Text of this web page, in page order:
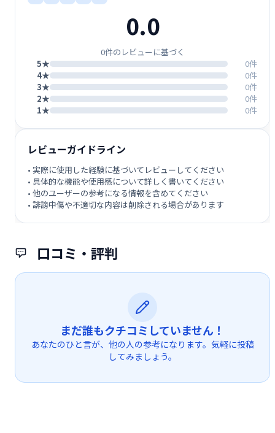
口コミ・評判
まだ誰もクチコミしていません！
あなたのひと言が、他の人の参考になります。気軽に投稿
してみましょう。
0.0
0件のレビューに基づく
5★
0件
4★
0件
3★
0件
2★
0件
1★
0件
レビューガイドライン
• 実際に使用した経験に基づいてレビューしてください
• 具体的な機能や使用感について詳しく書いてください
• 他のユーザーの参考になる情報を含めてください
• 誹謗中傷や不適切な内容は削除される場合があります